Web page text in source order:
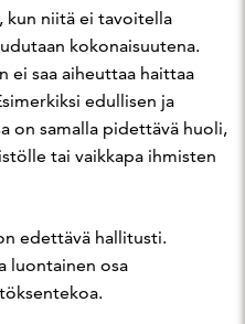
kun niitä ei tavoitella
kokonaisuutena.
ei saa aiheuttaa haittaa
edullisen ja
on samalla pidettävä huoli,
tai vaikkapa ihmisten
edettävä hallitusti.
luontainen osa